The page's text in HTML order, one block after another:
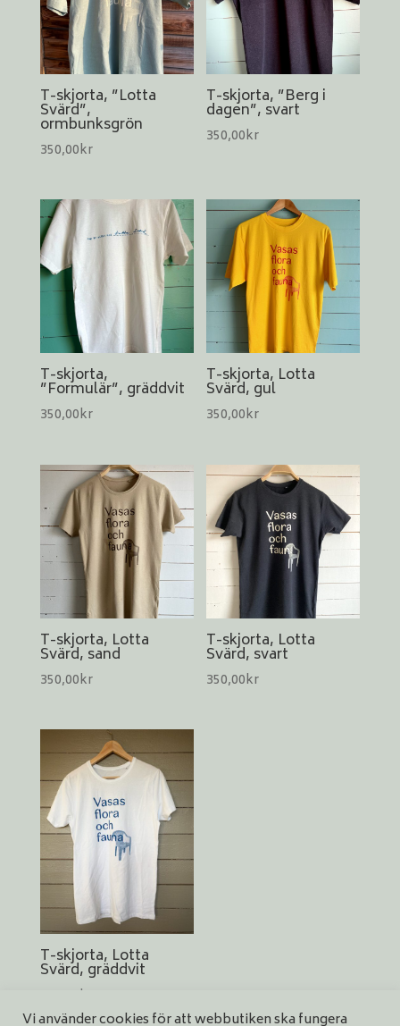
T-skjorta, ”Lotta
Svärd”,
ormbunksgrön
350,00kr
T-skjorta, ”Berg i
dagen”, svart
350,00kr
T-skjorta,
”Formulär”, gräddvit
350,00kr
T-skjorta, Lotta
Svärd, gul
350,00kr
T-skjorta, Lotta
Svärd, sand
350,00kr
T-skjorta, Lotta
Svärd, svart
350,00kr
T-skjorta, Lotta
Svärd, gräddvit
kr
Vi använder cookies för att webbutiken ska fungera